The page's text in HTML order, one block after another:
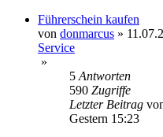
Führerschein kaufen
von donmarcus »
Service
»
5 Antworten
590 Zugriffe
Letzter Beitrag
Gestern 15:23